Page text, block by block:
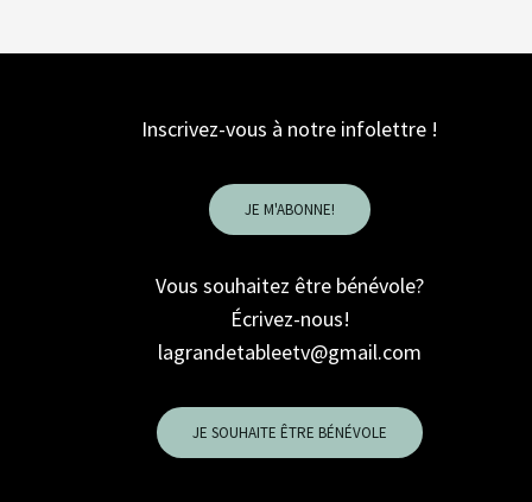
Inscrivez-vous à notre infolettre !
JE M'ABONNE!
Vous souhaitez être bénévole?
Écrivez-nous!
lagrandetableetv@gmail.com
JE SOUHAITE ÊTRE BÉNÉVOLE